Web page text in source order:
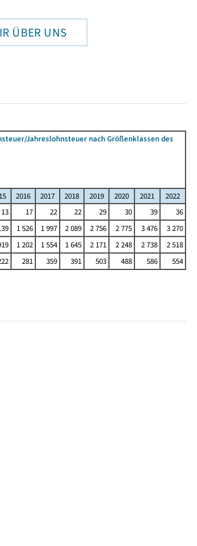
ÜBER UNS
Jahreslohnsteuer nach Größenklassen des
2016 2017 2018 2019 2020 2021
2022
13 17 22 22 29 30 39
36
1 526 1 997 2 089 2 756 2 775 3 476
3 270
1 202 1 554 1 645 2 171 2 248 2 738
2 518
281 359 391 503 488 586 554